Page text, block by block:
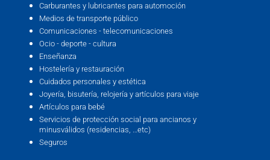
Carburantes y lubricantes para automoción
Medios de transporte público
Comunicaciones - telecomunicaciones
Ocio - deporte - cultura
Enseñanza
Hostelería y restauración
Cuidados personales y estética
Joyería, bisutería, relojería y artículos para viaje
Artículos para bebé
Servicios de protección social para ancianos y
minusválidos (residencias, …etc)
Seguros